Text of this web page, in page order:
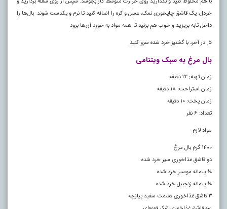
خردل، یک قاشق چایخوری نمک، عسل و کره را اضافه کنید تا نرم و یکدست شوند. بال‌ها را
داخل تابه بریزید و خوب هم بزنید تا همه مواد به خورد آن‌ها برود.
۵. در آخر، با گشنیز خرد شده سرو کنید.
بال مرغ به سبک ویتنامی
زمان تهیه: ۲۲ دقیقه
زمان استراحت: ۱۸ دقیقه
زمان پخت: ۱۰ دقیقه
تعداد: ۶ نفر
مواد لازم
۱۴۰۰ گرم بال مرغ
دو قاشق غذاخوری سیر خرد شده
¼ پیمانه موسیر خرد شده
¼ پیمانه زنجبیل خرد شده
۳ قاشق غذاخوری قسمت سفید پیازچه